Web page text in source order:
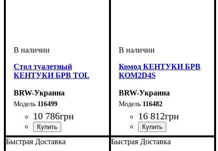
Стол туалетный
КЕНТУКИ БРВ TOL
BRW-Украина
116499
10 786грн
ширина, мм: 1205
высота, мм: 710
глубина, мм: 415
Комод КЕНТУКИ БРВ
KOM2D4S
BRW-Украина
116482
16 812грн
ширина, мм: 1545
высота, мм: 905
глубина, мм: 445
Быстрая Доставка Быстрая Доставка